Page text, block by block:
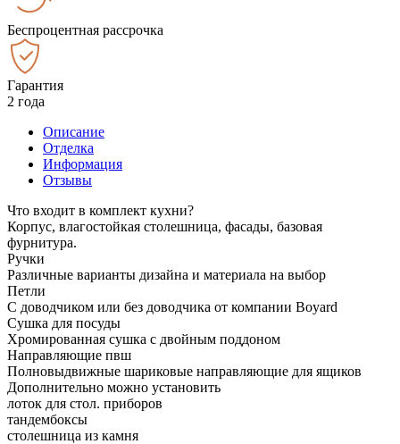
Беспроцентная рассрочка
Гарантия
2 года
Описание
Отделка
Информация
Отзывы
Что входит в комплект кухни?
Корпус, влагостойкая столешница, фасады, базовая
фурнитура.
Ручки
Различные варианты дизайна и материала на выбор
Петли
С доводчиком или без доводчика от компании Boyard
Сушка для посуды
Хромированная сушка с двойным поддоном
Направляющие пвш
Полновыдвижные шариковые направляющие для ящиков
Дополнительно можно установить
лоток для стол. приборов
тандембоксы
столешница из камня